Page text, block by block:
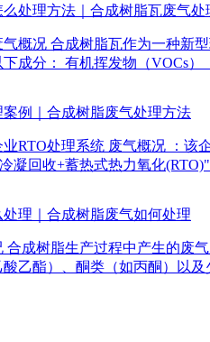
处理方法｜合成树脂瓦废气处
概况 合成树脂瓦作为一种新
成分： 有机挥发物（VOCs
例｜合成树脂废气处理方法
RTO处理系统 废气概况 ：该
凝回收+蓄热式热力氧化
理｜合成树脂废气如何处理
合成树脂生产过程中产生的废
乙酯）、酮类（如丙酮）以